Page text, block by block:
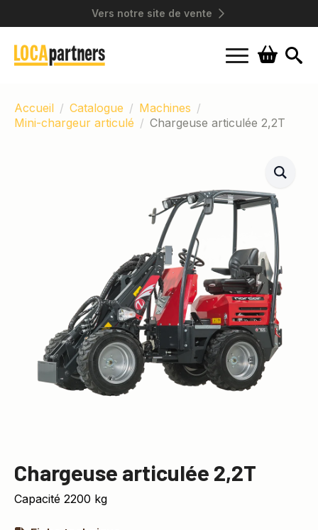
Vers notre site de vente
Accueil
Catalogue
Machines
Mini-chargeur articulé
Chargeuse articulée 2,2T
Chargeuse articulée 2,2T
Capacité 2200 kg